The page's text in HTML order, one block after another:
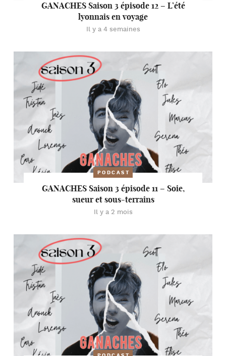
GANACHES Saison 3 épisode 12 – L’été
lyonnais en voyage
Il y a 4 semaines
PODCAST
GANACHES Saison 3 épisode 11 – Soie,
sueur et sous-terrains
Il y a 2 mois